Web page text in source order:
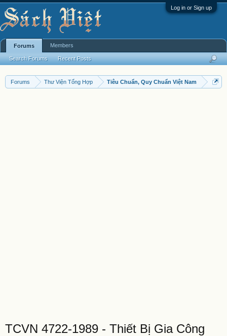
Log in or Sign up
Forums Thư Viện Tổng Hợp Tiêu Chuẩn, Quy Chuẩn Việt Nam
TCVN 4722-1989 - Thiết Bị Gia Công
Forums
Search Forums Recent Posts
Members